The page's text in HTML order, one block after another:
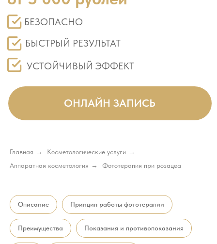
Главная → Косметологические услуги →
Аппаратная косметология → Фототерапия при розацеа
Описание Принцип работы фототерапии
Преимущества Показания и противопоказания